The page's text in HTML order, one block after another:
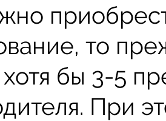
то
хотя бы 3-5
При